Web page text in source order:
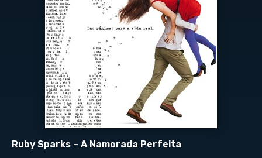
Ruby Sparks – A Namorada Perfeita